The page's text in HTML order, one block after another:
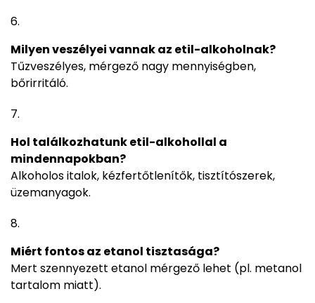
Milyen veszélyei vannak az etil-alkoholnak?
Tűzveszélyes, mérgező nagy mennyiségben,
bőrirritáló.
Hol találkozhatunk etil-alkohollal a
mindennapokban?
Alkoholos italok, kézfertőtlenítők, tisztítószerek,
üzemanyagok.
Miért fontos az etanol tisztasága?
Mert szennyezett etanol mérgező lehet (pl. metanol
tartalom miatt).